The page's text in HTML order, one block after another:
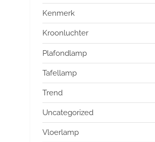
Kenmerk
Kroonluchter
Plafondlamp
Tafellamp
Trend
Uncategorized
Vloerlamp